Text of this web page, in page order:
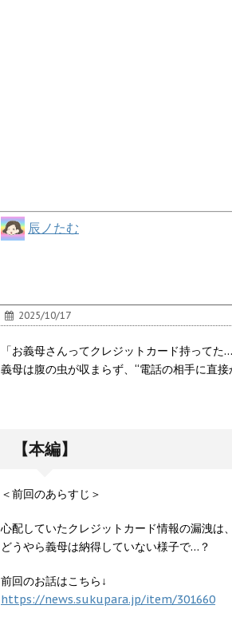
辰ノたむ
2025/10/17
「お義母さんってクレジットカード持って
義母は腹の虫が収まらず、“電話の相手に直
【本編】
＜前回のあらすじ＞
心配していたクレジットカード情報の漏洩は
どうやら義母は納得していない様子で…？
前回のお話はこちら↓
https://news.sukupara.jp/item/301660